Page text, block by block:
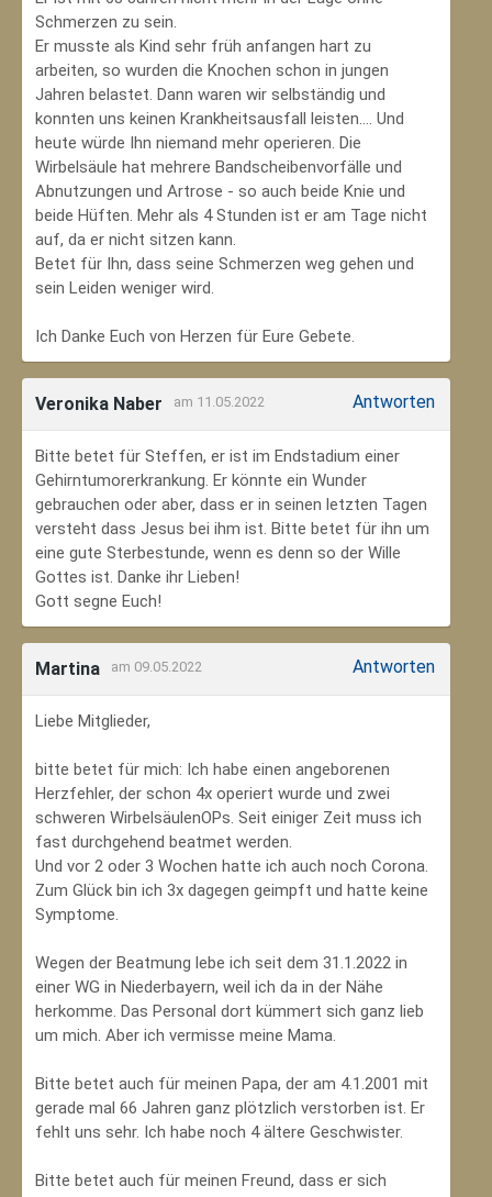
Schmerzen zu sein.
Er musste als Kind sehr früh anfangen hart zu
arbeiten, so wurden die Knochen schon in jungen
Jahren belastet. Dann waren wir selbständig und
konnten uns keinen Krankheitsausfall leisten.... Und
heute würde Ihn niemand mehr operieren. Die
Wirbelsäule hat mehrere Bandscheibenvorfälle und
Abnutzungen und Artrose - so auch beide Knie und
beide Hüften. Mehr als 4 Stunden ist er am Tage nicht
auf, da er nicht sitzen kann.
Betet für Ihn, dass seine Schmerzen weg gehen und
sein Leiden weniger wird.
Ich Danke Euch von Herzen für Eure Gebete.
Veronika Naber am 11.05.2022 Antworten
Bitte betet für Steffen, er ist im Endstadium einer
Gehirntumorerkrankung. Er könnte ein Wunder
gebrauchen oder aber, dass er in seinen letzten Tagen
versteht dass Jesus bei ihm ist. Bitte betet für ihn um
eine gute Sterbestunde, wenn es denn so der Wille
Gottes ist. Danke ihr Lieben!
Gott segne Euch!
Martina am 09.05.2022 Antworten
Liebe Mitglieder,
bitte betet für mich: Ich habe einen angeborenen
Herzfehler, der schon 4x operiert wurde und zwei
schweren WirbelsäulenOPs. Seit einiger Zeit muss ich
fast durchgehend beatmet werden.
Und vor 2 oder 3 Wochen hatte ich auch noch Corona.
Zum Glück bin ich 3x dagegen geimpft und hatte keine
Symptome.
Wegen der Beatmung lebe ich seit dem 31.1.2022 in
einer WG in Niederbayern, weil ich da in der Nähe
herkomme. Das Personal dort kümmert sich ganz lieb
um mich. Aber ich vermisse meine Mama.
Bitte betet auch für meinen Papa, der am 4.1.2001 mit
gerade mal 66 Jahren ganz plötzlich verstorben ist. Er
fehlt uns sehr. Ich habe noch 4 ältere Geschwister.
Bitte betet auch für meinen Freund, dass er sich